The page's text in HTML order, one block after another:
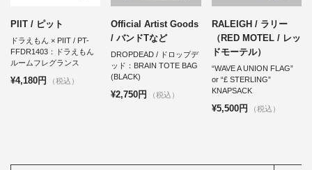
PIIT / ピット
ドラえもん × PIIT / PT-
FFDR1403：ドラえもん
ルームフレグランス
¥4,180円 （税込）
Official Artist Goods
/ バンドTなど
DROPDEAD / ドロップデ
ッド：BRAIN TOTE BAG
(BLACK)
¥2,750円 （税込）
RALEIGH / ラリー
（RED MOTEL / レッ
ドモーテル）
“WAVE A UNION FLAG”
or “£ STERLING”
KNAPSACK
¥5,500円 （税込）